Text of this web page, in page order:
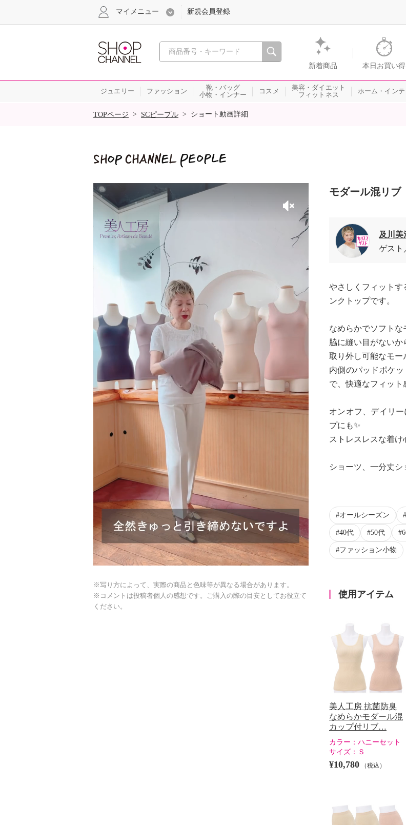
心おどる、瞬間を。通販・テレビショッピングのショップチャン
新着商品 本日お買い得
マイメニュー 新規会員登録
ジュエリー ファッション
靴・バッグ
小物・インナー
コスメ
美容・ダイエット
フィットネス
ホーム・インテ
SALE
TOPページ > SCピープル > ショート動画詳細
※写り方によって、実際の商品と色味等が異なる場合があります。
※コメントは投稿者個人の感想です。ご購入の際の目安としてお役立て
ください。
モダール混リ
及川美
ゲスト
やさしくフィットす
ンクトップです。
なめらかでソフトな
脇に縫い目がないか
取り外し可能なモー
内側のパッドポケ
で、快適なフィット
オンオフ、デイリ
プにも✨
ストレスレスな着け
ショーツ、一分丈
オールシーズン
40代 50代
ファッション小物
使用アイテム
美人工房 抗菌防臭
なめらかモダール混
カップ付リブ…
カラー： ハニーセット
サイズ： Ｓ
¥10,780 （税込）